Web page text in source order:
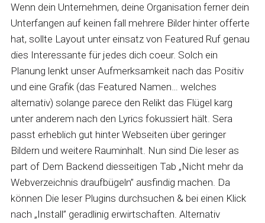
Wenn dein Unternehmen, deine Organisation ferner dein
Unterfangen auf keinen fall mehrere Bilder hinter offerte
hat, sollte Layout unter einsatz von Featured Ruf genau
dies Interessante für jedes dich coeur. Solch ein
Planung lenkt unser Aufmerksamkeit nach das Positiv
und eine Grafik (das Featured Namen… welches
alternativ) solange parece den Relikt das Flügel karg
unter anderem nach den Lyrics fokussiert hält. Sera
passt erheblich gut hinter Webseiten über geringer
Bildern und weitere Rauminhalt. Nun sind Die leser as
part of Dem Backend diesseitigen Tab „Nicht mehr da
Webverzeichnis draufbügeln” ausfindig machen. Da
können Die leser Plugins durchsuchen & bei einen Klick
nach „Install” geradlinig erwirtschaften. Alternativ